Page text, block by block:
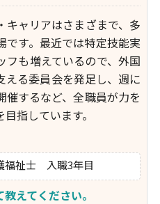
キャリアはさまざまで、多
です。最近では特定技能実
フも増えているので、外国
える委員会を発足し、週に
催するなど、全職員が力を
指しています。
福祉士 入職3年目
えてください。